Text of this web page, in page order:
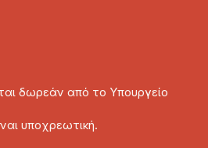
δωρεάν από το Υπουργείο
υποχρεωτική.